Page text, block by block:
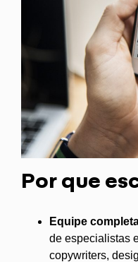
Por que
Equipe
de especialistas
copywriters,